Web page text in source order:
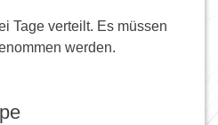
Tage verteilt. Es müssen
werden.